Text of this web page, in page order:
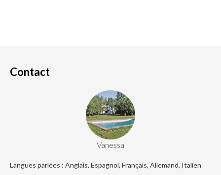
Contact
Vanessa
Langues parlées : Anglais, Espagnol, Français, Allemand, Italien